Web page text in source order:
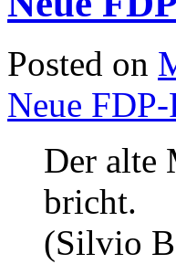
Posted on
Neue
Der alte
bricht.
(Silvio